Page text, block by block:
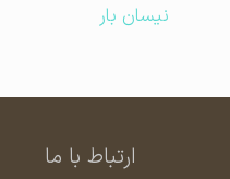
نیسان بار
ارتباط با ما